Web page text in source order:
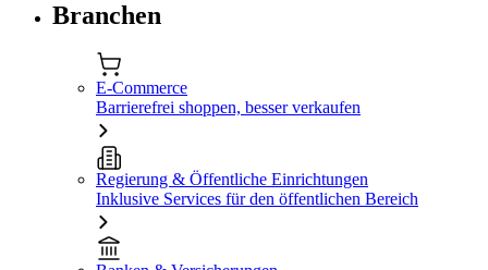
Branchen
E-Commerce
Barrierefrei shoppen, besser verkaufen
Regierung & Öffentliche Einrichtungen
Inklusive Services für den öffentlichen Bereich